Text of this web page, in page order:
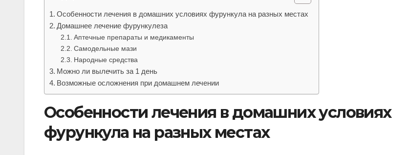
Особенности лечения в домашних условиях фурункула на разных местах
Домашнее лечение фурункулеза
Аптечные препараты и медикаменты
Самодельные мази
Народные средства
Можно ли вылечить за 1 день
Возможные осложнения при домашнем лечении
Особенности лечения в домашних условиях
фурункула на разных местах